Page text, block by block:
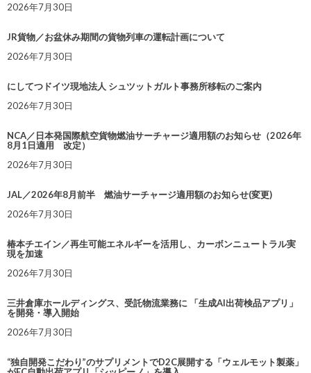
2026年7月30日
JR貨物／お盆休み期間の貨物列車の運転計画について
2026年7月30日
にしてつドイツ現地法人 シュツットガルト事務所移転のご案内
2026年7月30日
NCA／日本発国際航空貨物燃油サーチャージ適用額のお知らせ（2026年
8月1日適用 改定）
2026年7月30日
JAL／2026年8月前半 燃油サーチャージ適用額のお知らせ(変更)
2026年7月30日
椿本チエイン／再生可能エネルギーを活用し、カーボンニュートラル実
現を加速
2026年7月30日
三井倉庫ホールディングス、受託物流業務に 「生成AI出荷検品アプリ」
を開発・導入開始
2026年7月30日
“独自開発こだわり”のサプリメントでD2C展開する「ウェルモット製薬」